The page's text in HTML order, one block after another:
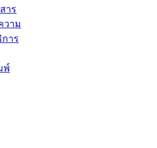
าร
วาม
าร
พ์